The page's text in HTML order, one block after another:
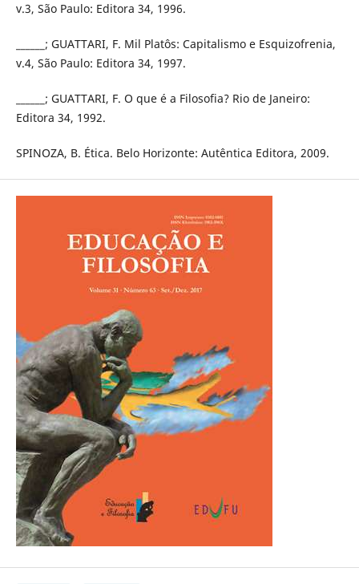
v.3, São Paulo: Editora 34, 1996.
______; GUATTARI, F. Mil Platôs: Capitalismo e Esquizofrenia,
v.4, São Paulo: Editora 34, 1997.
______; GUATTARI, F. O que é a Filosofia? Rio de Janeiro:
Editora 34, 1992.
SPINOZA, B. Ética. Belo Horizonte: Autêntica Editora, 2009.